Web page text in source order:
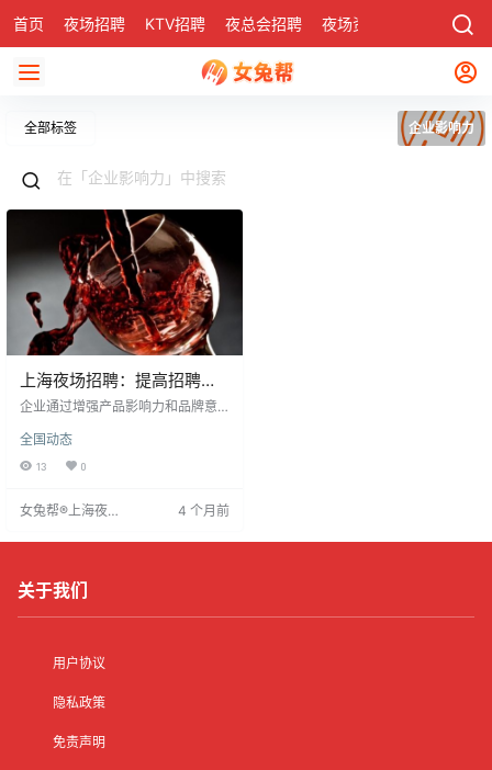
首页 夜场招聘 KTV招聘 夜总会招聘 夜场资讯 社区
全部标签 企业影响力
上海夜场招聘：提高招聘效
率与企业影响力的策略
企业通过增强产品影响力和品牌意
采取多种宣传手段。同样，上海夜
场招聘为提高效率和筛选人才，有
象。加大宣传力度有利于企业获得
员工，促进企业发展。因此，企业
高招聘效率并提升影响力。
全国动态
13 0
女兔帮®上海夜场
4 个月前
关于我们
用户协议
隐私政策
免责声明